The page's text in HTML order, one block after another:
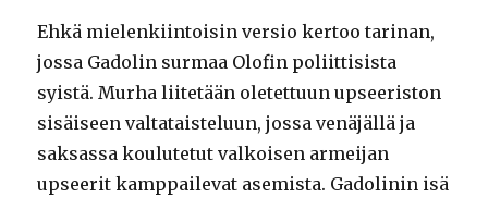
Ehkä mielenkiintoisin versio kertoo tarinan,
jossa Gadolin surmaa Olofin poliittisista
syistä. Murha liitetään oletettuun upseeriston
sisäiseen valtataisteluun, jossa venäjällä ja
saksassa koulutetut valkoisen armeijan
upseerit kamppailevat asemista. Gadolinin isä